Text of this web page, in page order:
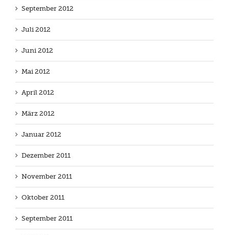
September 2012
Juli 2012
Juni 2012
Mai 2012
April 2012
März 2012
Januar 2012
Dezember 2011
November 2011
Oktober 2011
September 2011